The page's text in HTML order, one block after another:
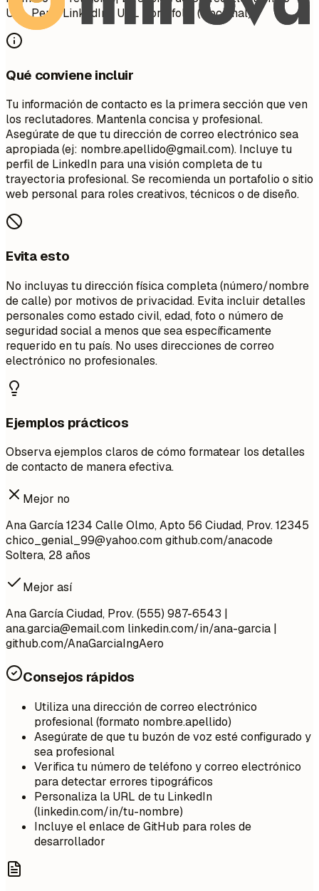
URL Perfil LinkedIn | URL Portafolio (Opcional)
Qué conviene incluir
Tu información de contacto es la primera sección que ven
los reclutadores. Mantenla concisa y profesional.
Asegúrate de que tu dirección de correo electrónico sea
apropiada (ej: nombre.apellido@gmail.com). Incluye tu
perfil de LinkedIn para una visión completa de tu
trayectoria profesional. Se recomienda un portafolio o sitio
web personal para roles creativos, técnicos o de diseño.
Evita esto
No incluyas tu dirección física completa (número/nombre
de calle) por motivos de privacidad. Evita incluir detalles
personales como estado civil, edad, foto o número de
seguridad social a menos que sea específicamente
requerido en tu país. No uses direcciones de correo
electrónico no profesionales.
Ejemplos prácticos
Observa ejemplos claros de cómo formatear los detalles
de contacto de manera efectiva.
Mejor no
Ana García 1234 Calle Olmo, Apto 56 Ciudad, Prov. 12345
chico_genial_99@yahoo.comgithub.com/anacode
Soltera, 28 años
Mejor así
Ana García Ciudad, Prov. (555) 987-6543 |
ana.garcia@email.com linkedin.com/in/ana-garcia |
github.com/AnaGarciaIngAero
Consejos rápidos
Utiliza una dirección de correo electrónico
profesional (formato nombre.apellido)
Asegúrate de que tu buzón de voz esté configurado y
sea profesional
Verifica tu número de teléfono y correo electrónico
para detectar errores tipográficos
Personaliza la URL de tu LinkedIn
(linkedin.com/in/tu-nombre)
Incluye el enlace de GitHub para roles de
desarrollador